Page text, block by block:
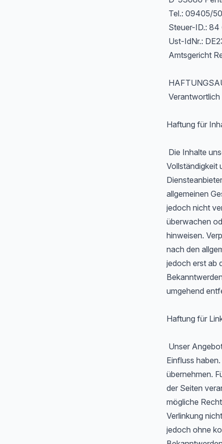
Tel.: 09405/
Steuer-ID.:
Ust-IdNr.:
Amtsgericht
Verantwortlich
Haftung für
Die Inhalte
Vollständigkeit
allgemeinen
jedoch nicht
überwachen
hinweisen.
nach den
jedoch erst ab
umgehend
Haftung für
Unser
Einfluss
übernehmen.
der Seiten
mögliche
Verlinkung
jedoch ohne